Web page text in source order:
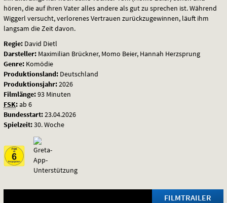
ist
erst
der
Anfang
hören, die auf ihren Vater alles andere als gut zu sprechen ist. Während
Wiggerl versucht, verlorenes Vertrauen zurückzugewinnen, läuft ihm
langsam die Zeit davon.
Regie: David Dietl
Darsteller: Maximilian Brückner, Momo Beier, Hannah Herzsprung
Genre: Komödie
Produktionsland: Deutschland
Produktionsjahr:2026
Filmlänge:93 Minuten
FSK:ab 6
Bundesstart:23.04.2026
Spielzeit:30. Woche
FILMTRAILER